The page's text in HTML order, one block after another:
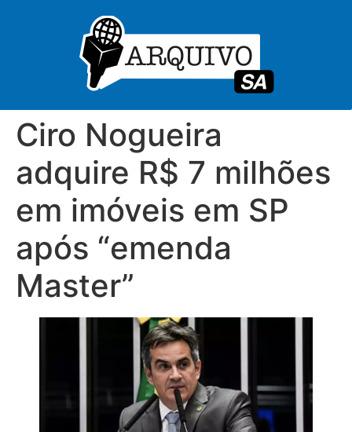
Ciro Nogueira
adquire R$ 7 milhões
em imóveis em SP
após “emenda
Master”